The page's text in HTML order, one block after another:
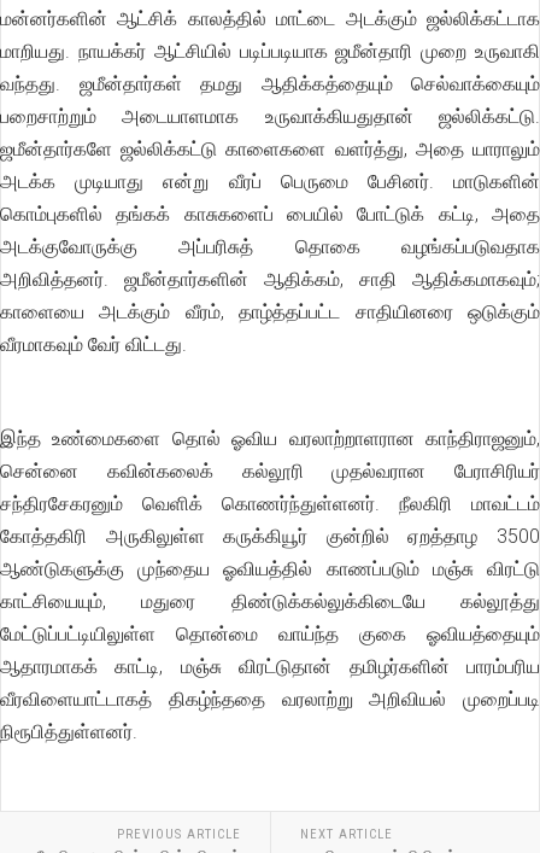
மன்னர்களின் ஆட்சிக் காலத்தில் மாட்டை அடக்கும் ஜல்லிக்கட்டாக
மாறியது. நாயக்கர் ஆட்சியில் படிப்படியாக ஜமீன்தாரி முறை உருவாகி
வந்தது. ஜமீன்தார்கள் தமது ஆதிக்கத்தையும் செல்வாக்கையும்
பறைசாற்றும் அடையாளமாக உருவாக்கியதுதான் ஜல்லிக்கட்டு.
ஜமீன்தார்களே ஜல்லிக்கட்டு காளைகளை வளர்த்து, அதை யாராலும்
அடக்க முடியாது என்று வீரப் பெருமை பேசினர். மாடுகளின்
கொம்புகளில் தங்கக் காசுகளைப் பையில் போட்டுக் கட்டி, அதை
அடக்குவோருக்கு அப்பரிசுத் தொகை வழங்கப்படுவதாக
அறிவித்தனர். ஜமீன்தார்களின் ஆதிக்கம், சாதி ஆதிக்கமாகவும்;
காளையை அடக்கும் வீரம், தாழ்த்தப்பட்ட சாதியினரை ஒடுக்கும்
வீரமாகவும் வேர் விட்டது.
இந்த உண்மைகளை தொல் ஓவிய வரலாற்றாளரான காந்திராஜனும்,
சென்னை கவின்கலைக் கல்லூரி முதல்வரான பேராசிரியர்
சந்திரசேகரனும் வெளிக் கொணர்ந்துள்ளனர். நீலகிரி மாவட்டம்
கோத்தகிரி அருகிலுள்ள கருக்கியூர் குன்றில் ஏறத்தாழ 3500
ஆண்டுகளுக்கு முந்தைய ஓவியத்தில் காணப்படும் மஞ்சு விரட்டு
காட்சியையும், மதுரை திண்டுக்கல்லுக்கிடையே கல்லூத்து
மேட்டுப்பட்டியிலுள்ள தொன்மை வாய்ந்த குகை ஓவியத்தையும்
ஆதாரமாகக் காட்டி, மஞ்சு விரட்டுதான் தமிழர்களின் பாரம்பரிய
வீரவிளையாட்டாகத் திகழ்ந்ததை வரலாற்று அறிவியல் முறைப்படி
நிரூபித்துள்ளனர்.
PREVIOUS ARTICLE NEXT ARTICLE